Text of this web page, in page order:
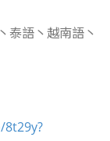
泰語丶越南語丶